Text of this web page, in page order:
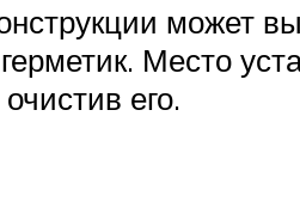
может
Место
его.